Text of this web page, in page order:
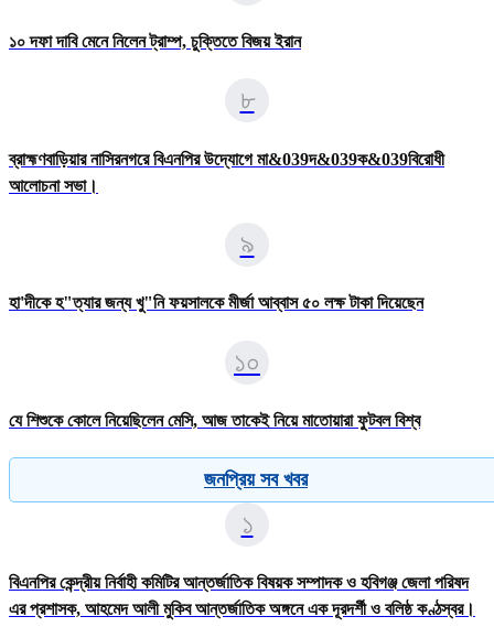
১০ দফা দাবি মেনে নিলেন ট্রাম্প, চুক্তিতে বিজয় ইরান
৮
ব্রাহ্মণবাড়িয়ার নাসিরনগরে বিএনপির উদ্যােগে মা&039দ&039ক&039বিরোধী
আলোচনা সভা।
৯
হা'দীকে হ"ত্যার জন্য খু"নি ফয়সালকে মীর্জা আব্বাস ৫০ লক্ষ টাকা দিয়েছেন
১০
যে শিশুকে কোলে নিয়েছিলেন মেসি, আজ তাকেই নিয়ে মাতোয়ারা ফুটবল বিশ্ব
জনপ্রিয় সব খবর
১
বিএনপির কেন্দ্রীয় নির্বাহী কমিটির আন্তর্জাতিক বিষয়ক সম্পাদক ও হবিগঞ্জ জেলা পরিষদ
এর প্রশাসক, ​আহমেদ আলী মুকিব আন্তর্জাতিক অঙ্গনে এক দূরদর্শী ও বলিষ্ঠ কণ্ঠস্বর।